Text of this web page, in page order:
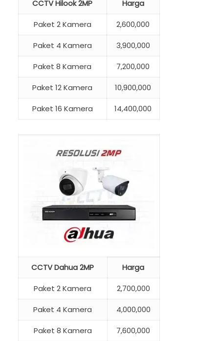
CCTV Hilook 2MP Harga
Paket 2 Kamera 2,600,000
Paket 4 Kamera 3,900,000
Paket 8 Kamera 7,200,000
Paket 12 Kamera 10,900,000
Paket 16 Kamera 14,400,000
CCTV Dahua 2MP Harga
Paket 2 Kamera 2,700,000
Paket 4 Kamera 4,000,000
Paket 8 Kamera 7,600,000